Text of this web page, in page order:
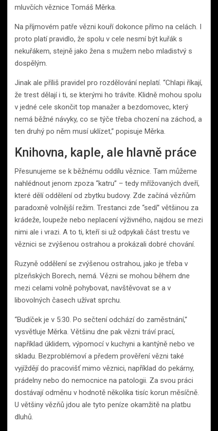
mluvčích věznice Tomáš Měrka.
Na příjmovém patře vězni kouří dokonce přímo na celách. I
proto platí pravidlo, že spolu v cele nesmí být kuřák s
nekuřákem, stejně jako žena s mužem nebo mladistvý s
dospělým.
Jinak ale příliš pravidel pro rozdělování neplatí. “Chlapi říkají,
že trest dělají i ti, se kterými ho trávíte. Klidně mohou spolu
v jedné cele skončit top manažer a bezdomovec, který
nemá běžné návyky, co se týče třeba chození na záchod, a
ten druhý po něm musí uklízet,” popisuje Měrka.
Knihovna, kaple, ale hlavně práce
Přesunujeme se k běžnému oddílu věznice. Tam můžeme
nahlédnout jenom zpoza “katru” – tedy mřížovaných dveří,
které dělí oddělení od zbytku budovy. Zde začíná vězňům
paradoxně volnější režim. Trestanci zde “sedí” většinou za
krádeže, loupeže nebo neplacení výživného, najdou se mezi
nimi ale i vrazi. A to ti, kteří si už odpykali část trestu ve
věznici se zvýšenou ostrahou a prokázali dobré chování.
Ruzyně oddělení se zvýšenou ostrahou, jako je třeba v
plzeňských Borech, nemá. Vězni se mohou během dne
mezi celami volně pohybovat, navštěvovat se a v
libovolných časech užívat sprchu.
“Budíček je v 5:30. Po sečtení odchází do zaměstnání,”
vysvětluje Měrka. Většinu dne pak vězni tráví prací,
například úklidem, výpomocí v kuchyni a kantýně nebo ve
skladu. Bezproblémoví a předem prověření vězni také
vyjíždějí do pracovišť mimo věznici, například do pekárny,
prádelny nebo do nemocnice na patologii. Za svou práci
dostávají odměnu v hodnotě několika tisíc korun měsíčně.
U většiny vězňů jdou ale tyto peníze okamžitě na platbu
dluhů.